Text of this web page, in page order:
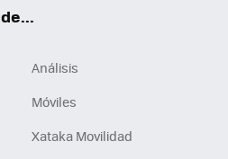
Análisis
Móviles
Xataka Movilidad